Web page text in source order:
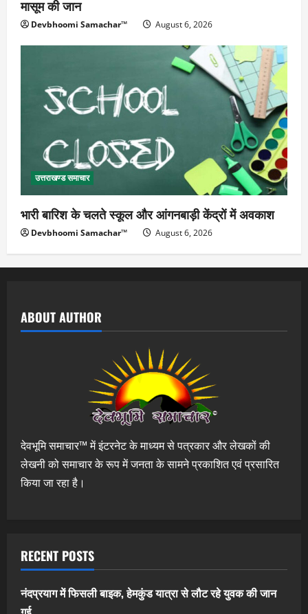
मासूम की जान
Devbhoomi Samachar™ August 6, 2026
उत्तराखण्ड समाचार
भारी बारिश के चलते स्कूल और आंगनबाड़ी केंद्रों में अवकाश
Devbhoomi Samachar™ August 6, 2026
ABOUT AUTHOR
देवभूमि समाचार™ में इंटरनेट के माध्यम से पत्रकार और लेखकों की
लेखनी को समाचार के रूप में जनता के सामने प्रकाशित एवं प्रसारित
किया जा रहा है।
RECENT POSTS
नंदप्रयाग में फिसली बाइक, हेमकुंड यात्रा से लौट रहे युवक की जान